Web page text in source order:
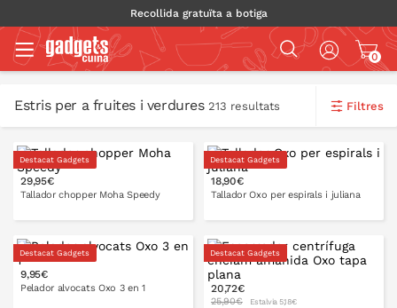
Recollida gratuïta a botiga
0
Estris per a fruites i verdures213 resultats Filtres
Destacat Gadgets
29,95€
Tallador chopper Moha Speedy
A LA CISTELLA
Destacat Gadgets
18,90€
Tallador Oxo per espirals i juliana
Destacat Gadgets
9,95€
Pelador alvocats Oxo 3 en 1
Destacat Gadgets
20,72€
25,90€ Estalvia 5,18€